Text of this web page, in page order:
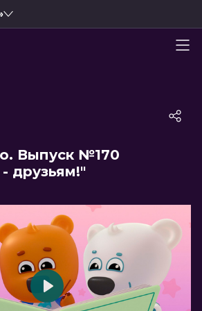
Выпуск №170
друзьям!"
Play